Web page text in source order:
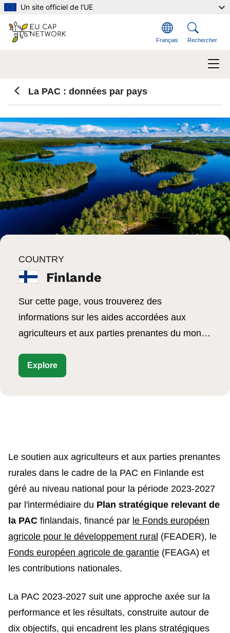
Aller au contenu principal
Un site officiel de l’UE
Français Rechercher
La PAC : données par pays
COUNTRY
Finlande
Sur cette page, vous trouverez des
informations sur les aides accordées aux
agriculteurs et aux parties prenantes du monde
Explore
Le soutien aux agriculteurs et aux parties prenantes
rurales dans le cadre de la PAC en Finlande est
géré au niveau national pour la période 2023-2027
par l'intermédiaire du Plan stratégique relevant de
la PAC finlandais, financé par le Fonds européen
agricole pour le développement rural (FEADER), le
Fonds européen agricole de garantie (FEAGA) et
les contributions nationales.
La PAC 2023-2027 suit une approche axée sur la
performance et les résultats, construite autour de
dix objectifs, qui encadrent les plans stratégiques